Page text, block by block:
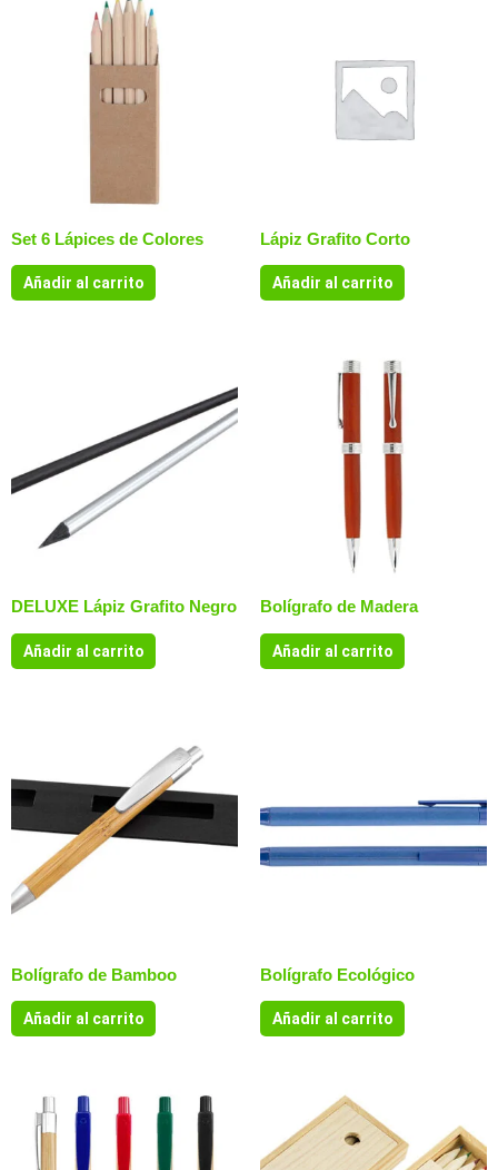
Set 6 Lápices de Colores
Añadir al carrito
Lápiz Grafito Corto
Añadir al carrito
DELUXE Lápiz Grafito Negro
Añadir al carrito
Bolígrafo de Madera
Añadir al carrito
Bolígrafo de Bamboo
Añadir al carrito
Bolígrafo Ecológico
Añadir al carrito